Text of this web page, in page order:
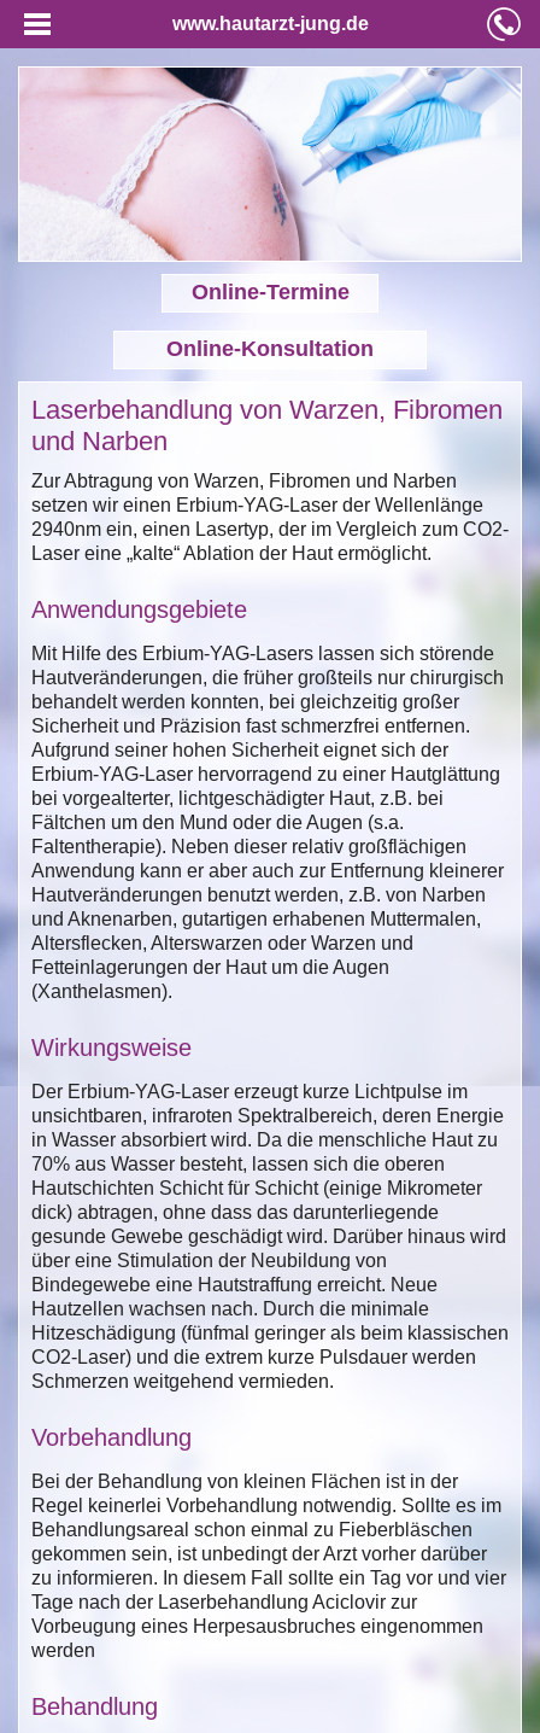
www.hautarzt-jung.de
Online-Termine
Online-Konsultation
Laserbehandlung von Warzen, Fibromen
und Narben
Zur Abtragung von Warzen, Fibromen und Narben
setzen wir einen Erbium-YAG-Laser der Wellenlänge
2940nm ein, einen Lasertyp, der im Vergleich zum CO2-
Laser eine „kalte“ Ablation der Haut ermöglicht.
Anwendungsgebiete
Mit Hilfe des Erbium-YAG-Lasers lassen sich störende
Hautveränderungen, die früher großteils nur chirurgisch
behandelt werden konnten, bei gleichzeitig großer
Sicherheit und Präzision fast schmerzfrei entfernen.
Aufgrund seiner hohen Sicherheit eignet sich der
Erbium-YAG-Laser hervorragend zu einer Hautglättung
bei vorgealterter, lichtgeschädigter Haut, z.B. bei
Fältchen um den Mund oder die Augen (s.a.
Faltentherapie). Neben dieser relativ großflächigen
Anwendung kann er aber auch zur Entfernung kleinerer
Hautveränderungen benutzt werden, z.B. von Narben
und Aknenarben, gutartigen erhabenen Muttermalen,
Altersflecken, Alterswarzen oder Warzen und
Fetteinlagerungen der Haut um die Augen
(Xanthelasmen).
Wirkungsweise
Der Erbium-YAG-Laser erzeugt kurze Lichtpulse im
unsichtbaren, infraroten Spektralbereich, deren Energie
in Wasser absorbiert wird. Da die menschliche Haut zu
70% aus Wasser besteht, lassen sich die oberen
Hautschichten Schicht für Schicht (einige Mikrometer
dick) abtragen, ohne dass das darunterliegende
gesunde Gewebe geschädigt wird. Darüber hinaus wird
über eine Stimulation der Neubildung von
Bindegewebe eine Hautstraffung erreicht. Neue
Hautzellen wachsen nach. Durch die minimale
Hitzeschädigung (fünfmal geringer als beim klassischen
CO2-Laser) und die extrem kurze Pulsdauer werden
Schmerzen weitgehend vermieden.
Vorbehandlung
Bei der Behandlung von kleinen Flächen ist in der
Regel keinerlei Vorbehandlung notwendig. Sollte es im
Behandlungsareal schon einmal zu Fieberbläschen
gekommen sein, ist unbedingt der Arzt vorher darüber
zu informieren. In diesem Fall sollte ein Tag vor und vier
Tage nach der Laserbehandlung Aciclovir zur
Vorbeugung eines Herpesausbruches eingenommen
werden
Behandlung